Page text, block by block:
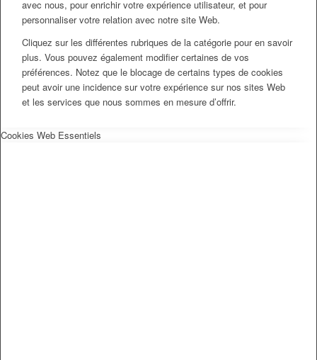
avec nous, pour enrichir votre expérience utilisateur, et pour
personnaliser votre relation avec notre site Web.
Cliquez sur les différentes rubriques de la catégorie pour en savoir
plus. Vous pouvez également modifier certaines de vos
préférences. Notez que le blocage de certains types de cookies
peut avoir une incidence sur votre expérience sur nos sites Web
et les services que nous sommes en mesure d’offrir.
Cookies Web Essentiels